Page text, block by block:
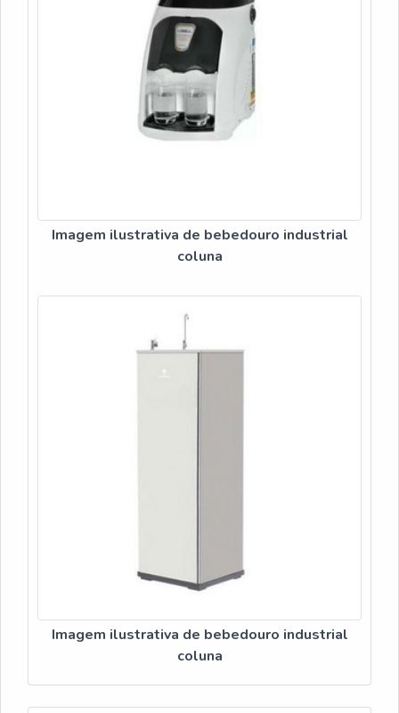
Imagem ilustrativa de bebedouro industrial
coluna
Imagem ilustrativa de bebedouro industrial
coluna